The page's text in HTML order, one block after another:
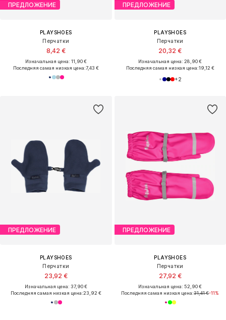
ПРЕДЛОЖЕНИЕ
PLAYSHOES
Перчатки
8,42 €
Изначальная цена: 11,90 €
Последняя самая низкая цена:7,43 €
ПРЕДЛОЖЕНИЕ
PLAYSHOES
Перчатки
20,32 €
Изначальная цена: 28,90 €
Последняя самая низкая цена:19,12 €
+2
ПРЕДЛОЖЕНИЕ
PLAYSHOES
Перчатки
23,92 €
Изначальная цена: 37,90 €
Последняя самая низкая цена:23,92 €
ПРЕДЛОЖЕНИЕ
PLAYSHOES
Перчатки
27,92 €
Изначальная цена: 52,90 €
Последняя самая низкая цена:31,41 €-11%